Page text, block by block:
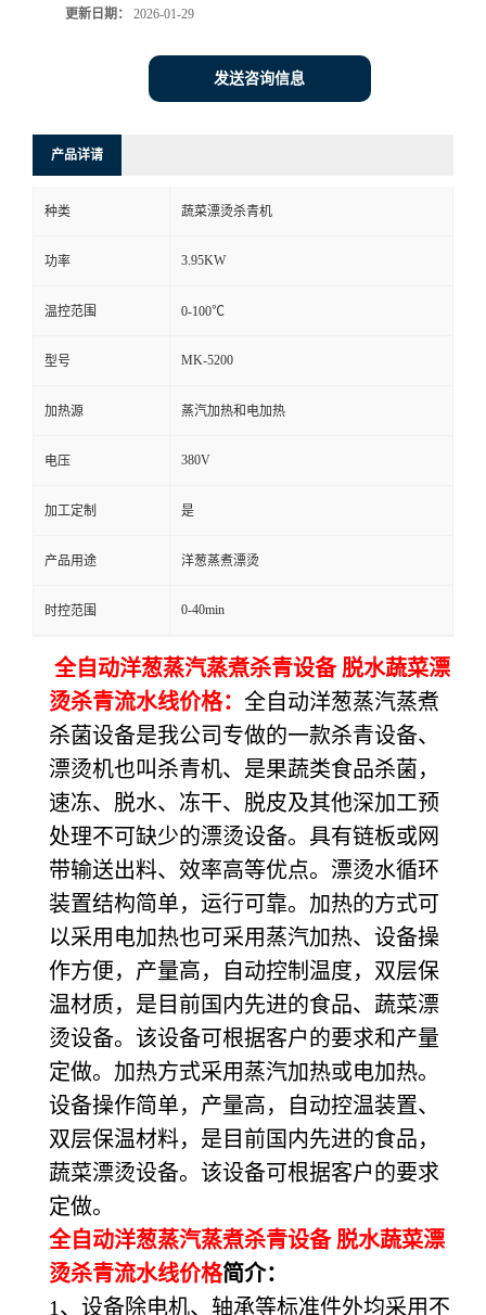
更新日期： 2026-01-29
发送咨询信息
产品详请
种类 蔬菜漂烫杀青机
功率 3.95KW
温控范围 0-100℃
型号 MK-5200
加热源 蒸汽加热和电加热
电压 380V
加工定制 是
产品用途 洋葱蒸煮漂烫
时控范围 0-40min
全自动洋葱蒸汽蒸煮杀青设备 脱水蔬菜漂
烫杀青流水线价格： 全自动洋葱蒸汽蒸煮
杀菌设备是我公司专做的一款杀青设备、
漂烫机也叫杀青机、是果蔬类食品杀菌，
速冻、脱水、冻干、脱皮及其他深加工预
处理不可缺少的漂烫设备。具有链板或网
带输送出料、效率高等优点。漂烫水循环
装置结构简单，运行可靠。加热的方式可
以采用电加热也可采用蒸汽加热、设备操
作方便，产量高，自动控制温度，双层保
温材质，是目前国内先进的食品、蔬菜漂
烫设备。该设备可根据客户的要求和产量
定做。加热方式采用蒸汽加热或电加热。
设备操作简单，产量高，自动控温装置、
双层保温材料，是目前国内先进的食品，
蔬菜漂烫设备。该设备可根据客户的要求
定做。
全自动洋葱蒸汽蒸煮杀青设备 脱水蔬菜漂
烫杀青流水线价格简介：
1、设备除电机、轴承等标准件外均采用不